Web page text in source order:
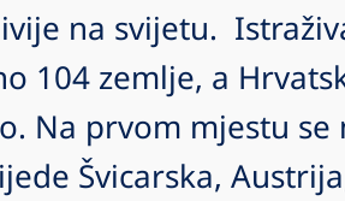
na svijetu.
104 zemlje, a
Na prvom mjestu se
Švicarska,